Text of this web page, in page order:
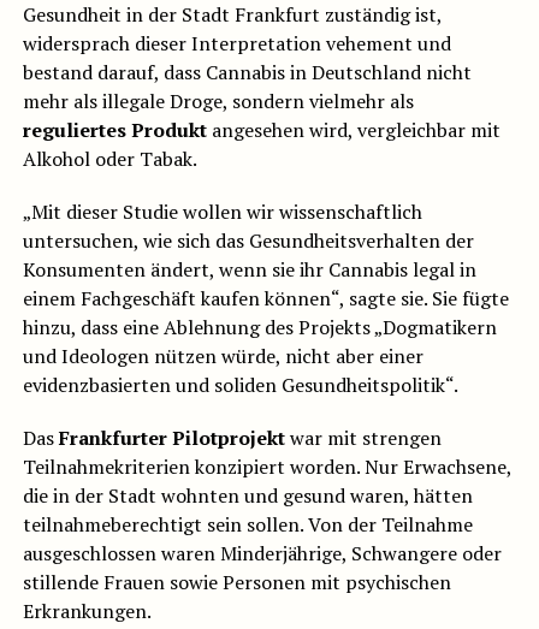
Gesundheit in der Stadt Frankfurt zuständig ist,
widersprach dieser Interpretation vehement und
bestand darauf, dass Cannabis in Deutschland nicht
mehr als illegale Droge, sondern vielmehr als
reguliertes Produktangesehen wird, vergleichbar mit
Alkohol oder Tabak.
„Mit dieser Studie wollen wir wissenschaftlich
untersuchen, wie sich das Gesundheitsverhalten der
Konsumenten ändert, wenn sie ihr Cannabis legal in
einem Fachgeschäft kaufen können“, sagte sie. Sie fügte
hinzu, dass eine Ablehnung des Projekts „Dogmatikern
und Ideologen nützen würde, nicht aber einer
evidenzbasierten und soliden Gesundheitspolitik“.
DasFrankfurter Pilotprojektwar mit strengen
Teilnahmekriterien konzipiert worden. Nur Erwachsene,
die in der Stadt wohnten und gesund waren, hätten
teilnahmeberechtigt sein sollen. Von der Teilnahme
ausgeschlossen waren Minderjährige, Schwangere oder
stillende Frauen sowie Personen mit psychischen
Erkrankungen.